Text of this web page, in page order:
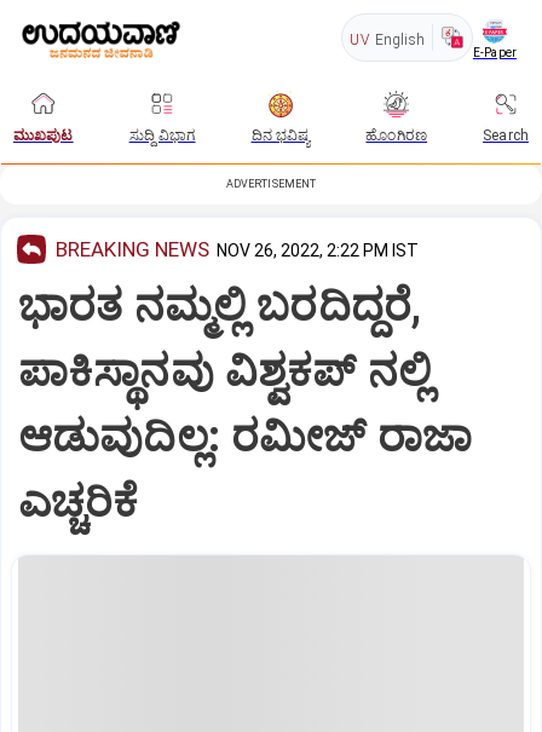
UV English
E-Paper
ಮುಖಪುಟ ಸುದ್ದಿ ವಿಭಾಗ ದಿನ ಭವಿಷ್ಯ ಹೊಂಗಿರಣ Search
ADVERTISEMENT
BREAKING NEWS NOV 26, 2022, 2:22 PM IST
ಭಾರತ ನಮ್ಮಲ್ಲಿ ಬರದಿದ್ದರೆ,
ಪಾಕಿಸ್ಥಾನವು ವಿಶ್ವಕಪ್ ನಲ್ಲಿ
ಆಡುವುದಿಲ್ಲ: ರಮೀಜ್ ರಾಜಾ
ಎಚ್ಚರಿಕೆ